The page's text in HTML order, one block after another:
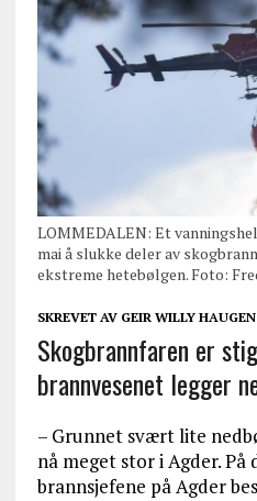
LOMMEDALEN: Et
mai å slukke deler av
ekstreme hetebølgen. Foto:
SKREVET AV GEIR WILLY HAUGEN
Skogbrannfaren er
brannvesenet legger
– Grunnet svært lite
nå meget stor i Agder.
brannsjefene på Agder